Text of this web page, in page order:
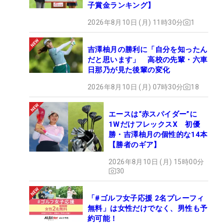
子賞金ランキング】
2026年8月10日 (月) 11時30分 1
吉澤柚月の勝利に「自分を知ったん
だと思います」 高校の先輩・六車
日那乃が見た後輩の変化
2026年8月10日 (月) 07時30分 18
エースは“赤スパイダー”に
1WだけフレックスX 初優
勝・吉澤柚月の個性的な14本
【勝者のギア】
2026年8月10日 (月) 15時00分
30
「#ゴルフ女子応援 2名プレーフィ
無料」は女性だけでなく、男性も予
約可能！